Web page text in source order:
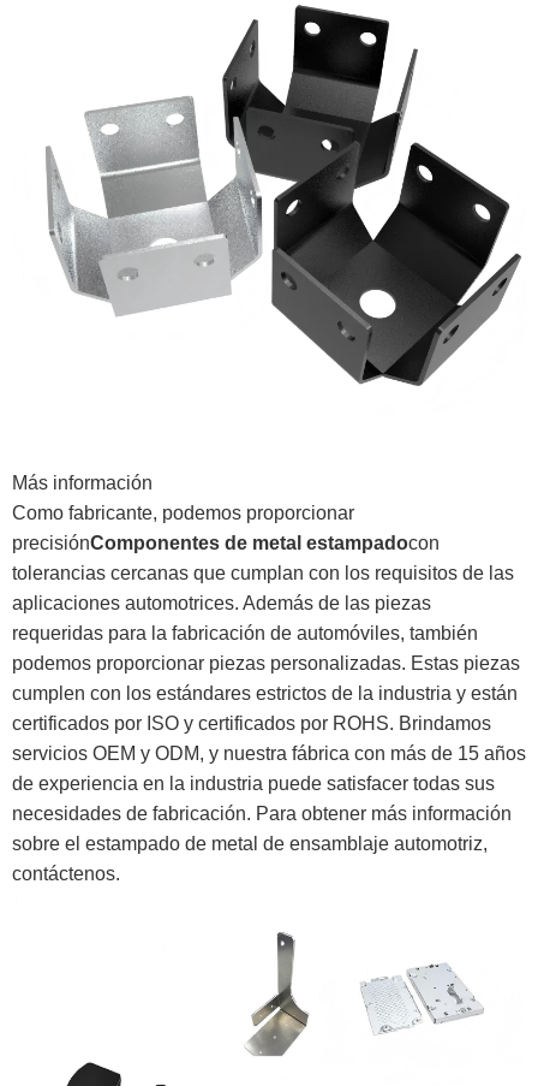
Más información
Como fabricante, podemos proporcionar
precisiónComponentes de metal estampadocon
tolerancias cercanas que cumplan con los requisitos de las
aplicaciones automotrices. Además de las piezas
requeridas para la fabricación de automóviles, también
podemos proporcionar piezas personalizadas. Estas piezas
cumplen con los estándares estrictos de la industria y están
certificados por ISO y certificados por ROHS. Brindamos
servicios OEM y ODM, y nuestra fábrica con más de 15 años
de experiencia en la industria puede satisfacer todas sus
necesidades de fabricación. Para obtener más información
sobre el estampado de metal de ensamblaje automotriz,
contáctenos.